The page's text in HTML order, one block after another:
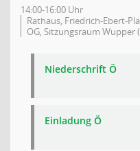
14:00-16:00 Uhr
Rathaus, Friedrich-Ebert-
OG, Sitzungsraum Wupper
Niederschrift Ö
Einladung Ö